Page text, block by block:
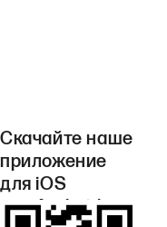
Скачайте наше
приложение
для iOS
или Android.